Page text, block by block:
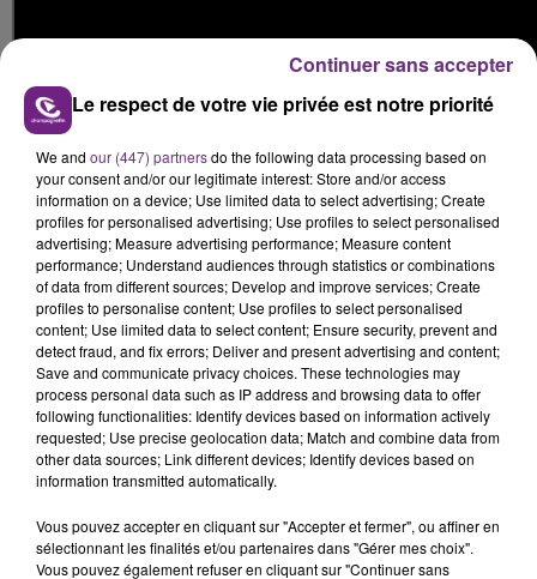
FIL D'ACTUS
LA CENTRALE NUCLÉAIRE DE CHOOZ
Cela fait déjà une semaine que la centrale
nucléaire ardennaise est à l'arrêt. Une situation
Le respect de votre vie privée est notre priorité
We and our (447) partnersdo the following data processing based on
your consent and/or our legitimate interest: Store and/or access
information on a device; Use limited data to select advertising; Create
profiles for personalised advertising; Use profiles to select personalised
advertising; Measure advertising performance; Measure content
performance; Understand audiences through statistics or combinations
of data from different sources; Develop and improve services; Create
profiles to personalise content; Use profiles to select personalised
content; Use limited data to select content; Ensure security, prevent and
detect fraud, and fix errors; Deliver and present advertising and content;
Save and communicate privacy choices. These technologies may
process personal data such as IP address and browsing data to offer
following functionalities: Identify devices based on information actively
requested; Use precise geolocation data; Match and combine data from
other data sources; Link different devices; Identify devices based on
information transmitted automatically.
Vous pouvez accepter en cliquant sur "Accepter et fermer", ou affiner en
sélectionnant les finalités et/ou partenaires dans "Gérer mes choix".
Vous pouvez également refuser en cliquant sur "Continuer sans
Continuer sans accepter